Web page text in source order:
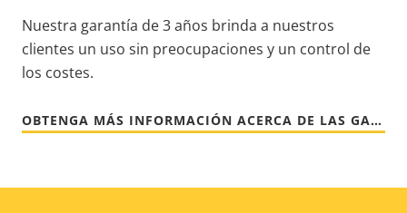
Nuestra garantía de 3 años brinda a nuestros
clientes un uso sin preocupaciones y un control de
los costes.
OBTENGA MÁS INFORMACIÓN ACERCA DE LAS GARANTÍAS DE AXIS